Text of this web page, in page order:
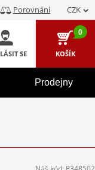
Porovnání CZK
SE
0
KOŠÍK
Prodejny